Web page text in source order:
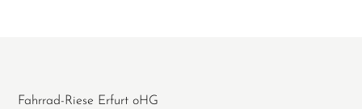
Fahrrad-Riese Erfurt oHG